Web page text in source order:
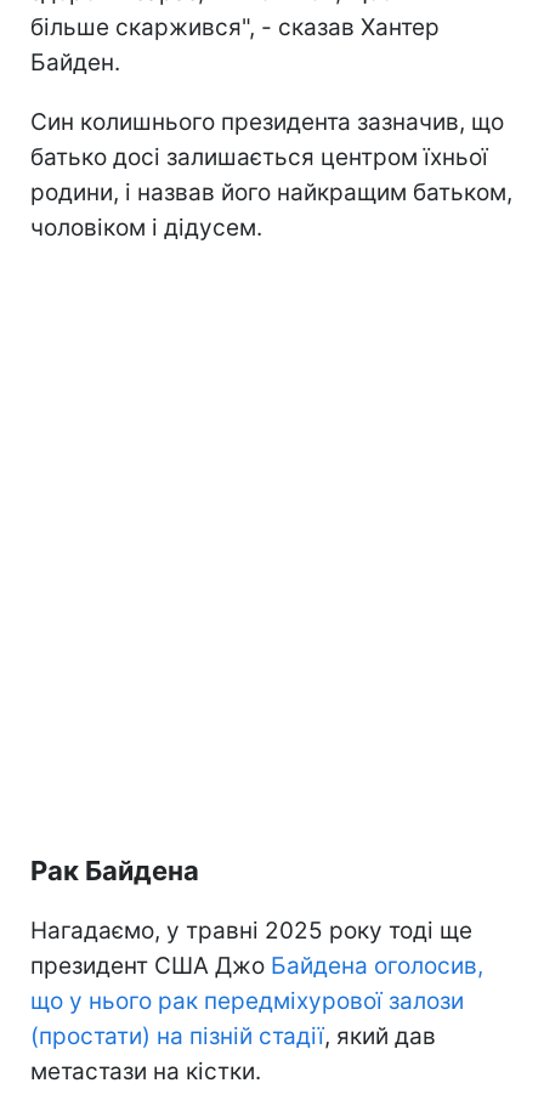
більше скаржився", - сказав Хантер
Байден.
Син колишнього президента зазначив, що
батько досі залишається центром їхньої
родини, і назвав його найкращим батьком,
чоловіком і дідусем.
Рак Байдена
Нагадаємо, у травні 2025 року тоді ще
президент США Джо Байдена оголосив,
що у нього рак передміхурової залози
(простати) на пізній стадії, який дав
метастази на кістки.